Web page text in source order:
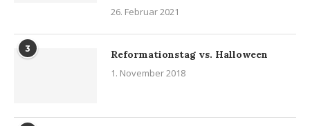
26. Februar 2021
3
Reformationstag vs. Halloween
1. November 2018